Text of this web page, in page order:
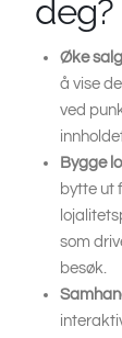
deg?
Øke
å vise
ved
Bygge
bytte ut
som
besøk.